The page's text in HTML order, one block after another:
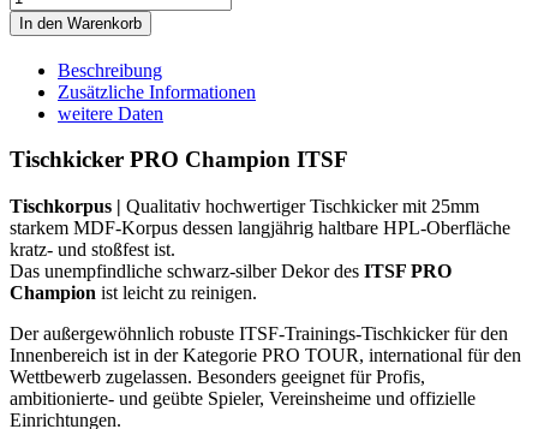
PRO
Champion
Menge
In den Warenkorb
Beschreibung
Zusätzliche Informationen
weitere Daten
Tischkicker PRO Champion ITSF
Tischkorpus | Qualitativ hochwertiger Tischkicker mit 25mm
starkem MDF-Korpus dessen langjährig haltbare HPL-Oberfläche
kratz- und stoßfest ist.
Das unempfindliche schwarz-silber Dekor des ITSF PRO
Champion ist leicht zu reinigen.
Der außergewöhnlich robuste ITSF-Trainings-Tischkicker für den
Innenbereich ist in der Kategorie PRO TOUR, international für den
Wettbewerb zugelassen. Besonders geeignet für Profis,
ambitionierte- und geübte Spieler, Vereinsheime und offizielle
Einrichtungen.